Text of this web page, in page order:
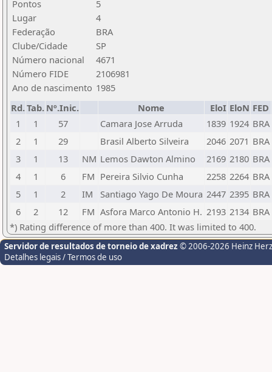
Pontos
5
Lugar
4
Federação
BRA
Clube/Cidade
SP
Número nacional
4671
Número FIDE
2106981
Ano de nascimento 1985
Rd.Tab. Nº.Inic. Nome EloI EloN FED
1
1 57 Camara Jose Arruda 1839 1924 BRA
2
1 29 Brasil Alberto Silveira 2046 2071 BRA
3
1 13 NM Lemos Dawton Almino 2169 2180 BRA
4
1 6 FM Pereira Silvio Cunha 2258 2264 BRA
5
1 2 IM Santiago Yago De Moura 2447 2395 BRA
6
2 12 FM Asfora Marco Antonio H. 2193 2134 BRA
*) Rating difference of more than 400. It was limited to 400.
Servidor de resultados de torneio de xadrez © 2006-2026 Heinz
Detalhes legais / Termos de uso